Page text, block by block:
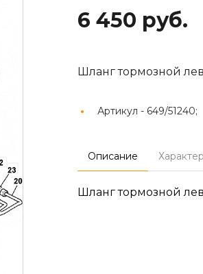
6 450 руб.
Шланг тормозной
Артикул - 649/51240;
Описание
Шланг тормозной